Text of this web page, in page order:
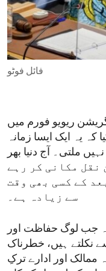
ENVIRONMENT AND
IDEALS AND
فائل فوٹو
ریویو فورم میں
کہ یہ ایک ایسا زمانہ
ملتی۔ آج دنیا بھر
وطن نقل مکانی کر رہے
کے کسی بھی وقت
سے زیادہ ہے۔
کہ جب لوگ حفاظت اور
نکلتے ہیں، خطرناک
اور ادارے ترکِ